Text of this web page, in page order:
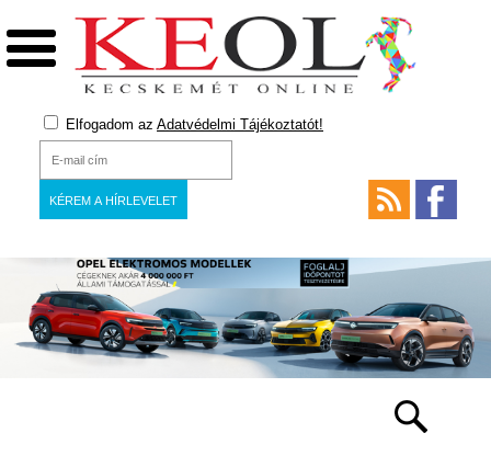
Elfogadom az Adatvédelmi Tájékoztatót!